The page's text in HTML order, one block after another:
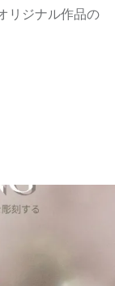
リジナル作品の